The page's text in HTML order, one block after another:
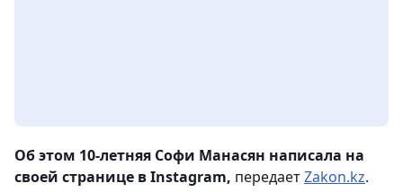
Об этом 10-летняя Софи Манасян написала на
своей странице в Instagram, передаетZakon.kz.